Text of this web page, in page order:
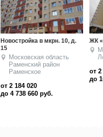
ЖК «Новая звезда»
Королев
от 3 400 000
ЖК
от